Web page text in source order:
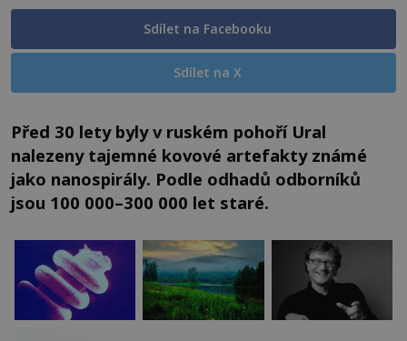
Sdílet na Facebooku
Sdílet na X
Před 30 lety byly v ruském pohoří Ural
nalezeny tajemné kovové artefakty známé
jako nanospirály. Podle odhadů odborníků
jsou 100 000–300 000 let staré.